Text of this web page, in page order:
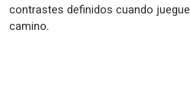
contrastes definidos cuando
camino.